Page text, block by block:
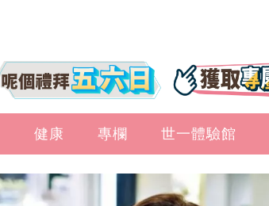
健康 專欄 世一體驗館